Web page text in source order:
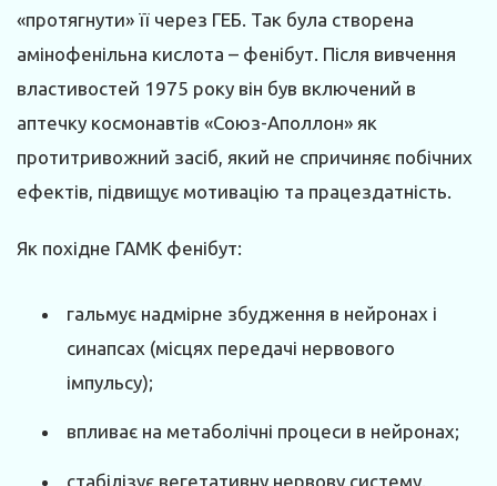
«протягнути» її через ГЕБ. Так була створена
амінофенільна кислота – фенібут. Після вивчення
властивостей 1975 року він був включений в
аптечку космонавтів «Союз-Аполлон» як
протитривожний засіб, який не спричиняє побічних
ефектів, підвищує мотивацію та працездатність.
Як похідне ГАМК фенібут:
гальмує надмірне збудження в нейронах і
синапсах (місцях передачі нервового
імпульсу);
впливає на метаболічні процеси в нейронах;
стабілізує вегетативну нервову систему.